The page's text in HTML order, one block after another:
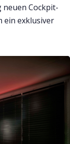
Cockpit-
ein exklusiver